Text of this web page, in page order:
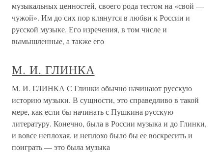
музыкальных ценностей, своего рода тестом на «свой —
чужой». Им до сих пор клянутся в любви к России и
русской музыке. Его изречения, в том числе и
вымышленные, а также его
М. И. ГЛИНКА
М. И. ГЛИНКА С Глинки обычно начинают русскую
историю музыки. В сущности, это справедливо в такой
мере, как если бы начинать с Пушкина русскую
литературу. Конечно, была в России музыка и до Глинки,
и вовсе неплохая, и неплохо было бы ее воскресить и
поиграть — это была музыка